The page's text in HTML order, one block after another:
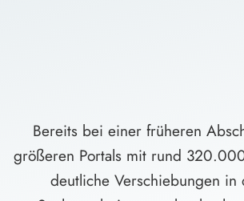
Bereits bei einer früheren
größeren Portals mit rund
deutliche Verschiebungen in